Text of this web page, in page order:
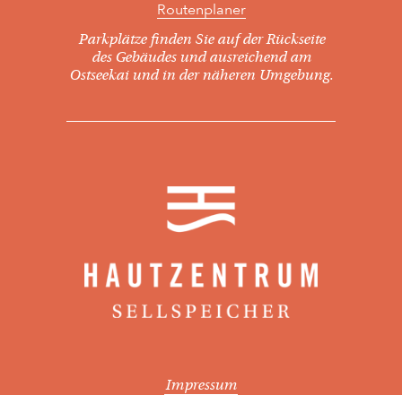
Routenplaner
Parkplätze finden Sie auf der Rückseite
des Gebäudes und ausreichend am
Ostseekai und in der näheren Umgebung.
Impressum